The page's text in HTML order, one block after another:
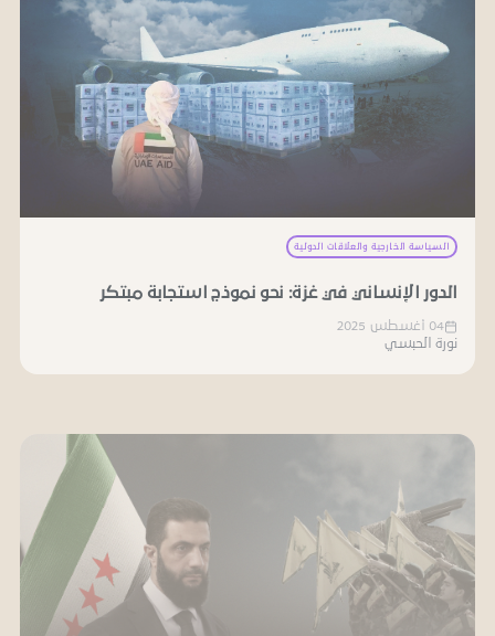
السياسة الخارجية والعلاقات الدولية
الدور الإنساني في غزة: نحو نموذج استجابة مبتكر
04 أغسطس 2025
نورة الحبسي